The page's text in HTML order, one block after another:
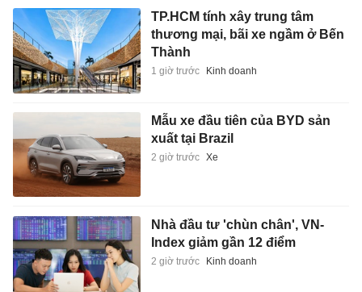
TP.HCM tính xây trung tâm
thương mại, bãi xe ngầm ở Bến
Thành
1 giờ trước Kinh doanh
Mẫu xe đầu tiên của BYD sản
xuất tại Brazil
2 giờ trước Xe
Nhà đầu tư 'chùn chân', VN-
Index giảm gần 12 điểm
2 giờ trước Kinh doanh